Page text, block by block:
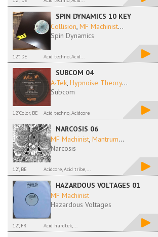
SPIN DYNAMICS 10 KEY
Collision, MF Machinist...
Spin Dynamics
12'', DE Acid techno, Acid...
SUBCOM 04
A-Tek, Hypnoise Theory...
Subcom
12"Color, BE Acid techno, Acidcore
NARCOSIS 06
MF Machinist, Mantrum...
Narcosis
12", BE Acidcore, Acid tribe,...
HAZARDOUS VOLTAGES 01
MF Machinist
Hazardous Voltages
12", FR Acid hardtek,...